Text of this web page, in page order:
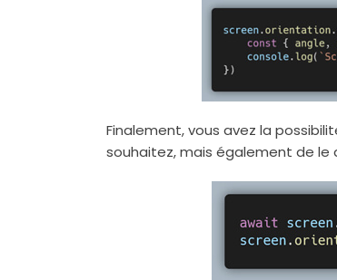
Finalement, vous avez la
souhaitez, mais également de